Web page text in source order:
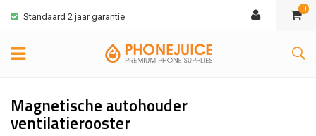
Standaard 2 jaar garantie
0
Magnetische autohouder
ventilatierooster